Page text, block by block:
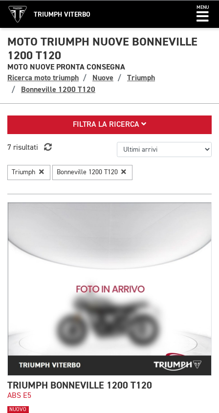
TRIUMPH VITERBO
MENU
MOTO TRIUMPH NUOVE BONNEVILLE
1200 T120
MOTO NUOVE PRONTA CONSEGNA
Ricerca moto triumph
Nuove
Triumph
Bonneville 1200 T120
FILTRA LA RICERCA
7 risultati
Triumph Bonneville 1200 T120
TRIUMPH BONNEVILLE 1200 T120
ABS E5
NUOVO